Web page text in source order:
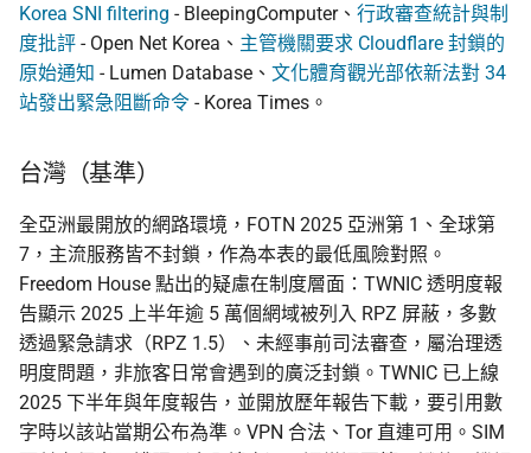
Korea SNI filtering - BleepingComputer、 行政審查統計與制
度批評 - Open Net Korea、 主管機關要求 Cloudflare 封鎖的
原始通知 - Lumen Database、 文化體育觀光部依新法對 34
站發出緊急阻斷命令 - Korea Times。
台灣（基準）
全亞洲最開放的網路環境，FOTN 2025 亞洲第 1、全球第
7，主流服務皆不封鎖，作為本表的最低風險對照。
Freedom House 點出的疑慮在制度層面：TWNIC 透明度報
告顯示 2025 上半年逾 5 萬個網域被列入 RPZ 屏蔽，多數
透過緊急請求（RPZ 1.5）、未經事前司法審查，屬治理透
明度問題，非旅客日常會遇到的廣泛封鎖。TWNIC 已上線
2025 下半年與年度報告，並開放歷年報告下載，要引用數
字時以該站當期公布為準。VPN 合法、Tor 直連可用。SIM